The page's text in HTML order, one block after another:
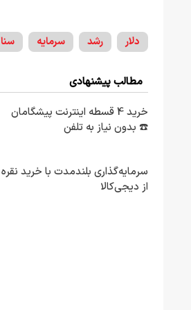
دلار رشد سرمایه سنا
مطالب پیشنهادی
خرید 4 قسطه اینترنت پیشگامان
☎️ بدون نیاز به تلفن
سرمایه‌گذاری بلندمدت با خرید نقره
از دیجی‌کالا